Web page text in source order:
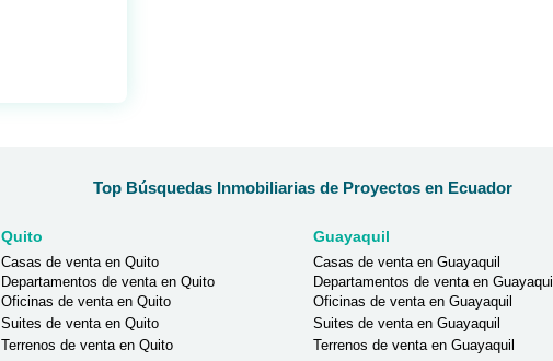
Top Búsquedas Inmobiliarias de Proyectos en Ecuador
Quito
Casas de venta en Quito
Departamentos de venta en Quito
Oficinas de venta en Quito
Suites de venta en Quito
Terrenos de venta en Quito
Guayaquil
Casas de venta en Guayaquil
Departamentos de venta en Guayaquil
Oficinas de venta en Guayaquil
Suites de venta en Guayaquil
Terrenos de venta en Guayaquil